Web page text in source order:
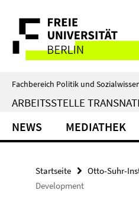
direkt
Inhalt
Service-
Navigation
Fachbereich Politik und
ARBEITSSTELLE
NEWS MEDIATHEK
Startseite Otto-Suhr-
Development